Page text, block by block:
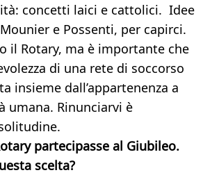
concetti laici e cattolici. Idee
e Possenti, per capirci.
il Rotary, ma è importante che
di una rete di soccorso
insieme dall’appartenenza a
umana. Rinunciarvi è
partecipasse al Giubileo.
scelta?